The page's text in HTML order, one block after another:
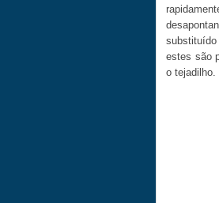
substituído
estes são
o tejadilho.